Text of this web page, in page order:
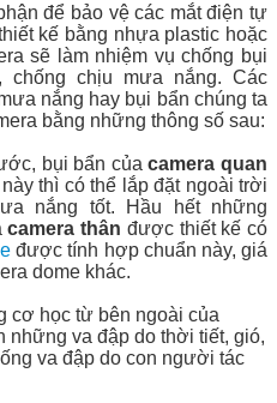
để bảo vệ các mắt điện tự
kế bằng nhựa plastic hoặc
sẽ làm nhiệm vụ chống bụi
, chống chịu mưa nắng. Các
nắng hay bụi bẩn chúng ta
bằng những thông số sau:
bụi bẩn củacamera quan
thì có thể lắp đặt ngoài trời
nắng tốt. Hầu hết những
camera thân được thiết kế có
được tính hợp chuẩn này, giá
dome khác.
cơ học từ bên ngoài của
những va đập do thời tiết, gió,
va đập do con người tác